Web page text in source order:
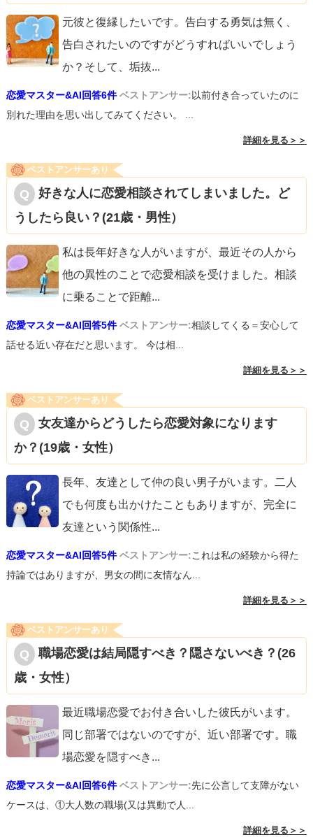
元彼と復縁したいです。告白する勇気は無く、
告白されたいのですがどうすればいいでしょう
か？そして、垢抜...
恋愛マスター&AI回答6件 ベストアンサー:以前付き合っていたのに
別れた理由を思い出してみてください。 ...
詳細を見る＞＞
ベストアンサーあり
好きな人に恋愛相談されてしまいました。ど
うしたら良い？(21歳・男性）
私は長年好きな人がいますが、最近その人から
他の異性のことで恋愛相談を受けました。相談
に乗ることで距離...
恋愛マスター&AI回答5件 ベストアンサー:相談してくる＝安心して
話せる近い存在だと思います。 今は相...
詳細を見る＞＞
ベストアンサーあり
女友達からどうしたら恋愛対象になります
か？(19歳・女性）
長年、友達として仲の良い男子がいます。二人
でも何度も出かけたこともありますが、完全に
友達という関係性...
恋愛マスター&AI回答5件 ベストアンサー:これは私の経験から得た
持論ではありますが、男女の間に友情なん...
詳細を見る＞＞
ベストアンサーあり
職場恋愛は結局隠すべき？隠さないべき？(26
歳・女性）
最近職場恋愛でお付き合いした彼氏がいます。
同じ部署ではないのですが、近い部署です。職
場恋愛を隠すべき ...
恋愛マスター&AI回答6件 ベストアンサー:先に公言して支障がない
ケースは、①大人数の職場(又は異動で人...
詳細を見る＞＞